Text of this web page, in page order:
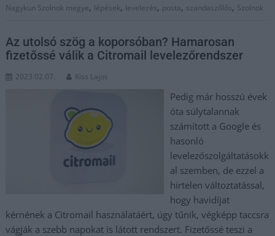
Nagykun Szolnok megye, lépések, levelezés, posta, szandaszőlős, Szolnok
Az utolsó szög a koporsóban? Hamarosan
fizetőssé válik a Citromail levelezőrendszer
2023.02.07. Kiss Lajos
Pedig már hosszú évek
óta súlytalannak
számított a Google és
hasonló
levelezőszolgáltatásokk
al szemben, de ezzel a
hirtelen változtatással,
hogy havidíjat
kérnének a Citromail használatáért, úgy tűnik, végképp taccsra
vágják a szebb napokat is látott rendszert. Fizetőssé teszi a